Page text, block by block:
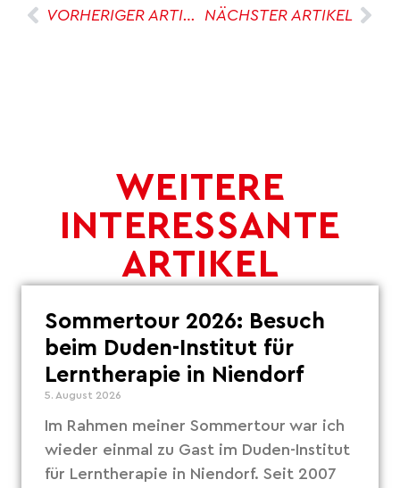
VORHERIGER ARTIKEL NÄCHSTER ARTIKEL
WEITERE
INTERESSANTE
ARTIKEL
Sommertour 2026: Besuch
beim Duden-Institut für
Lerntherapie in Niendorf
5. August 2026
Im Rahmen meiner Sommertour war ich
wieder einmal zu Gast im Duden-Institut
für Lerntherapie in Niendorf. Seit 2007